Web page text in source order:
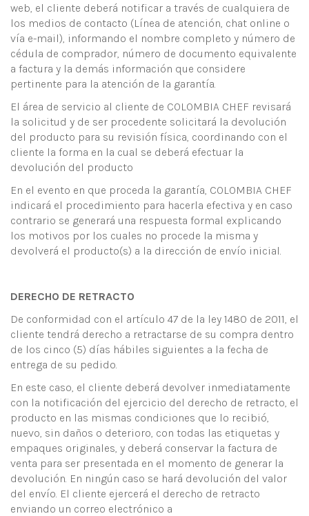
web, el cliente deberá notificar a través de cualquiera de
los medios de contacto (Línea de atención, chat online o
vía e-mail), informando el nombre completo y número de
cédula de comprador, número de documento equivalente
a factura y la demás información que considere
pertinente para la atención de la garantía.
El área de servicio al cliente de COLOMBIA CHEF revisará
la solicitud y de ser procedente solicitará la devolución
del producto para su revisión física, coordinando con el
cliente la forma en la cual se deberá efectuar la
devolución del producto
En el evento en que proceda la garantía, COLOMBIA CHEF
indicará el procedimiento para hacerla efectiva y en caso
contrario se generará una respuesta formal explicando
los motivos por los cuales no procede la misma y
devolverá el producto(s) a la dirección de envío inicial.
DERECHO DE RETRACTO
De conformidad con el artículo 47 de la ley 1480 de 2011, el
cliente tendrá derecho a retractarse de su compra dentro
de los cinco (5) días hábiles siguientes a la fecha de
entrega de su pedido.
En este caso, el cliente deberá devolver inmediatamente
con la notificación del ejercicio del derecho de retracto, el
producto en las mismas condiciones que lo recibió,
nuevo, sin daños o deterioro, con todas las etiquetas y
empaques originales, y deberá conservar la factura de
venta para ser presentada en el momento de generar la
devolución. En ningún caso se hará devolución del valor
del envío. El cliente ejercerá el derecho de retracto
enviando un correo electrónico a